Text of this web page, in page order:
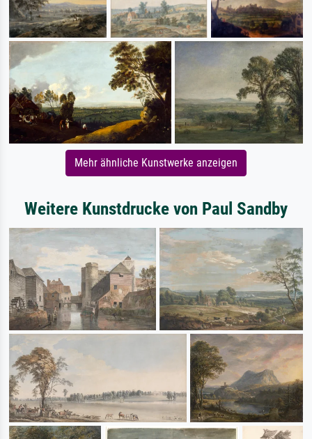
Mehr ähnliche Kunstwerke anzeigen
Weitere Kunstdrucke von Paul Sandby